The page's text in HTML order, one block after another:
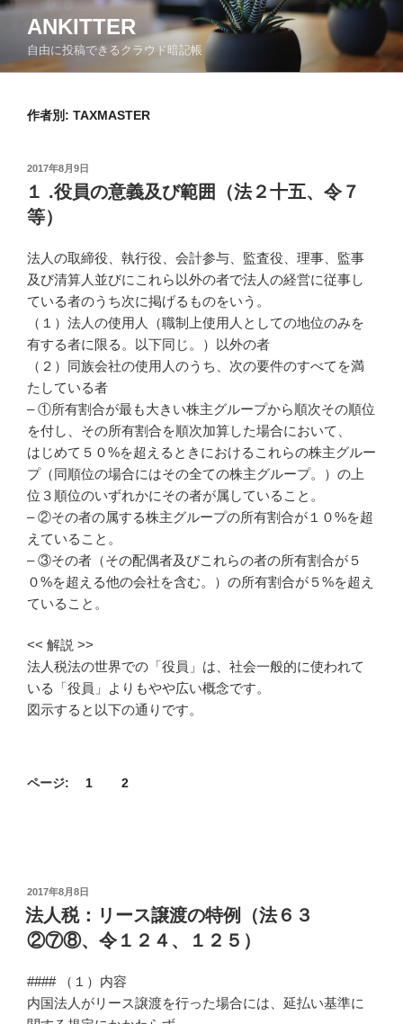
コ
ン
ANKITTER
自由に投稿できるクラウド暗記帳
作者別: TAXMASTER
投
稿
日:
2017年8月9日
１ .役員の意義及び範囲（法２十五、令７
等）
法人の取締役、執行役、会計参与、監査役、理事、監事
及び清算人並びにこれら以外の者で法人の経営に従事し
ている者のうち次に掲げるものをいう。
（１）法人の使用人（職制上使用人としての地位のみを
有する者に限る。以下同じ。）以外の者
（２）同族会社の使用人のうち、次の要件のすべてを満
たしている者
– ①所有割合が最も大きい株主グループから順次その順位
を付し、その所有割合を順次加算した場合において、
はじめて５０%を超えるときにおけるこれらの株主グルー
プ（同順位の場合にはその全ての株主グループ。）の上
位３順位のいずれかにその者が属していること。
– ②その者の属する株主グループの所有割合が１０%を超
えていること。
– ③その者（その配偶者及びこれらの者の所有割合が５
０%を超える他の会社を含む。）の所有割合が５%を超え
ていること。
<< 解説 >>
法人税法の世界での「役員」は、社会一般的に使われて
いる「役員」よりもやや広い概念です。
図示すると以下の通りです。
ページ: 1 2
投
稿
日:
2017年8月8日
法人税：リース譲渡の特例（法６３
②⑦⑧、令１２４、１２５）
#### （１）内容
内国法人がリース譲渡を行った場合には、延払い基準に